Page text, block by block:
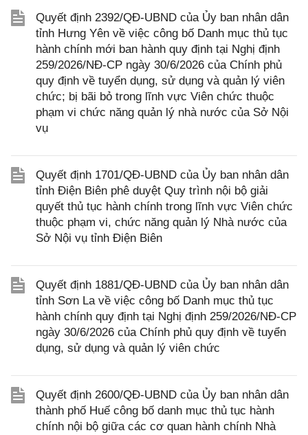
Quyết định 2392/QĐ-UBND của Ủy ban nhân dân
tỉnh Hưng Yên về việc công bố Danh mục thủ tục
hành chính mới ban hành quy định tại Nghị định
259/2026/NĐ-CP ngày 30/6/2026 của Chính phủ
quy định về tuyển dụng, sử dụng và quản lý viên
chức; bị bãi bỏ trong lĩnh vực Viên chức thuộc
phạm vi chức năng quản lý nhà nước của Sở Nội
vụ
Quyết định 1701/QĐ-UBND của Ủy ban nhân dân
tỉnh Điện Biên phê duyệt Quy trình nội bộ giải
quyết thủ tục hành chính trong lĩnh vực Viên chức
thuộc phạm vi, chức năng quản lý Nhà nước của
Sở Nội vụ tỉnh Điện Biên
Quyết định 1881/QĐ-UBND của Ủy ban nhân dân
tỉnh Sơn La về việc công bố Danh mục thủ tục
hành chính quy định tại Nghị định 259/2026/NĐ-CP
ngày 30/6/2026 của Chính phủ quy định về tuyển
dụng, sử dụng và quản lý viên chức
Quyết định 2600/QĐ-UBND của Ủy ban nhân dân
thành phố Huế công bố danh mục thủ tục hành
chính nội bộ giữa các cơ quan hành chính Nhà